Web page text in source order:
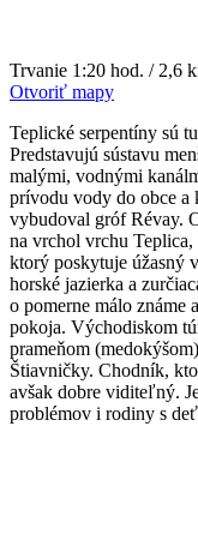
Trvanie 1:20 hod. / 2,6
Otvoriť mapy
Teplické serpentíny sú
Predstavujú sústavu
malými, vodnými
prívodu vody do obce
vybudoval gróf Révay.
na vrchol vrchu
ktorý poskytuje úžasný
horské jazierka a
o pomerne málo známe
pokoja. Východiskom
prameňom
Štiavničky. Chodník,
avšak dobre viditeľný.
problémov i rodiny s